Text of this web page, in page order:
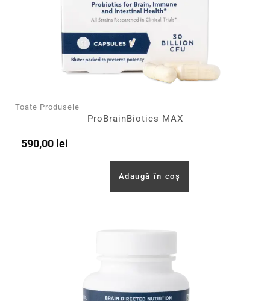
Toate Produsele
ProBrainBiotics MAX
590,00 lei
Adaugă în coș